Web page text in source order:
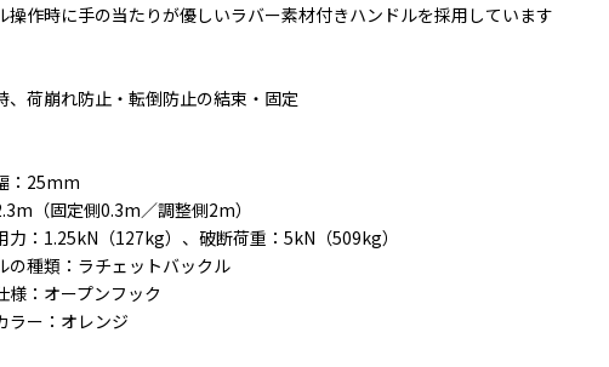
作時に手の当たりが優しいラバー素材付きハンドルを採用しています
、荷崩れ防止・転倒防止の結束・固定
：25mm
（固定側0.3m／調整側2m）
力：1.25kN（127kg）、破断荷重：5kN（509kg）
の種類：ラチェットバックル
様：オープンフック
ラー：オレンジ